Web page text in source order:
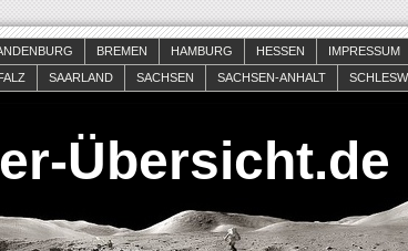
BREMEN HAMBURG HESSEN IMPRESSUM
SAARLAND SACHSEN SACHSEN-ANHALT
Übersicht.de